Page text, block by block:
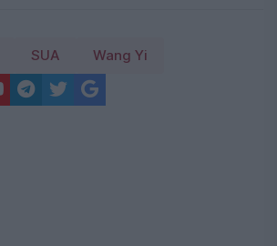
SUA Wang Yi